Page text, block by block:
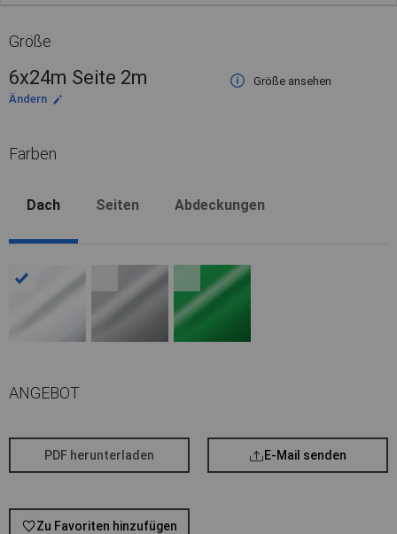
Größe
6x24m Seite 2m
Größe ansehen
Ändern
Farben
Dach Seiten Abdeckungen
ANGEBOT
PDF herunterladen E-Mail senden
Zu Favoriten hinzufügen